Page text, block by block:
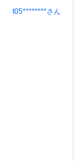
t05********さん